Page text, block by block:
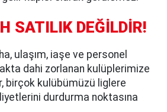
SATILIK DEĞİLDİR!
ulaşım, iaşe ve personel
dahi zorlanan kulüplerimize
birçok kulübümüzü liglere
durdurma noktasına